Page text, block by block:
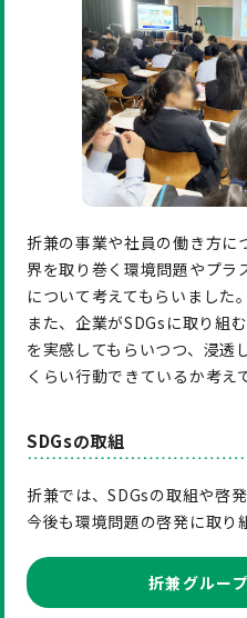
折兼の事業や社員の働き方に
界を取り巻く環境問題やプラ
について考えてもらいました。
また、企業がSDGsに取り組
を実感してもらいつつ、浸透
くらい行動できているか考え
SDGsの取組
折兼では、SDGsの取組や啓
今後も環境問題の啓発に取り
折兼グルー